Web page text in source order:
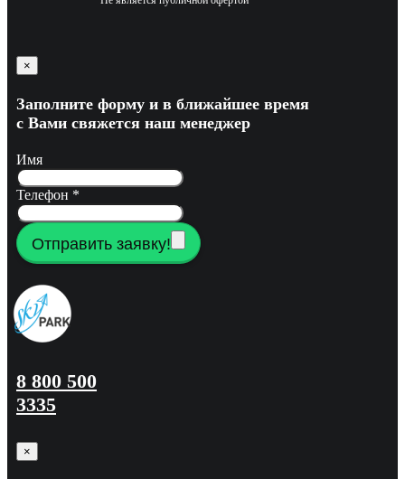
×
Заполните форму и в ближайшее время
с Вами свяжется наш менеджер
Имя
Телефон *
Отправить заявку!
8 800 500
3335
×